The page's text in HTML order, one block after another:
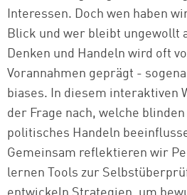
Interessen. Doch wen haben
Blick und wer bleibt ungewollt
Denken und Handeln wird oft
Vorannahmen geprägt -
biases. In diesem interaktiven
der Frage nach, welche
politisches Handeln
Gemeinsam reflektieren wir
lernen Tools zur